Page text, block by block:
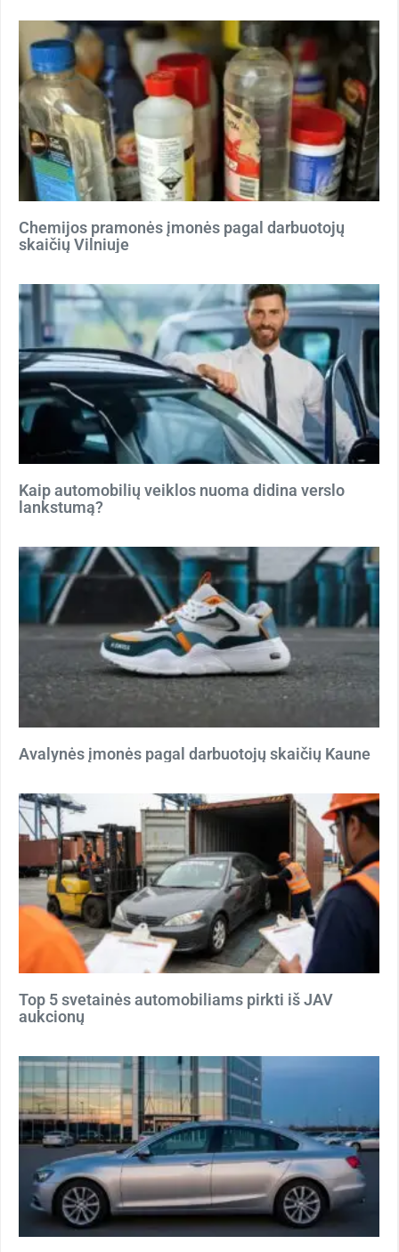
Chemijos pramonės įmonės pagal darbuotojų
skaičių Vilniuje
Kaip automobilių veiklos nuoma didina verslo
lankstumą?
Avalynės įmonės pagal darbuotojų skaičių Kaune
Top 5 svetainės automobiliams pirkti iš JAV
aukcionų